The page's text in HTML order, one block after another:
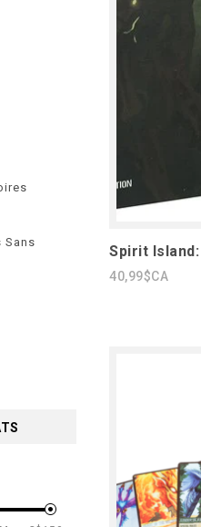
Spirit Island:
40,99$CA
Sans